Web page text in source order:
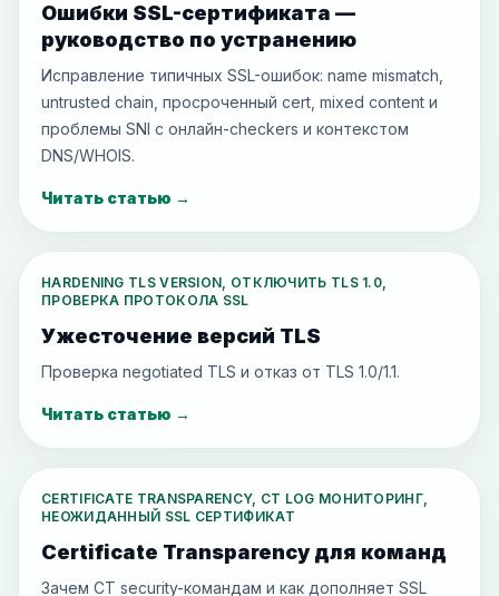
Ошибки SSL-сертификата —
руководство по устранению
Исправление типичных SSL-ошибок: name mismatch,
untrusted chain, просроченный cert, mixed content и
проблемы SNI с онлайн-checkers и контекстом
DNS/WHOIS.
Читать статью →
HARDENING TLS VERSION, ОТКЛЮЧИТЬ TLS 1.0,
ПРОВЕРКА ПРОТОКОЛА SSL
Ужесточение версий TLS
Проверка negotiated TLS и отказ от TLS 1.0/1.1.
Читать статью →
CERTIFICATE TRANSPARENCY, CT LOG МОНИТОРИНГ,
НЕОЖИДАННЫЙ SSL СЕРТИФИКАТ
Certificate Transparency для команд
Зачем CT security-командам и как дополняет SSL